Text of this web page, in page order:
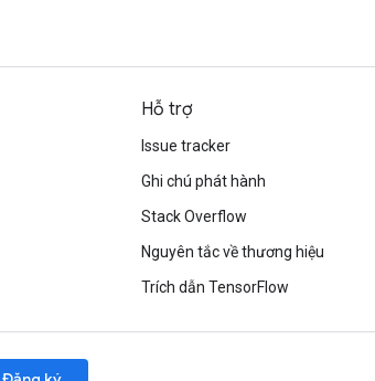
Hỗ trợ
Issue tracker
Ghi chú phát hành
Stack Overflow
Nguyên tắc về thương hiệu
Trích dẫn TensorFlow